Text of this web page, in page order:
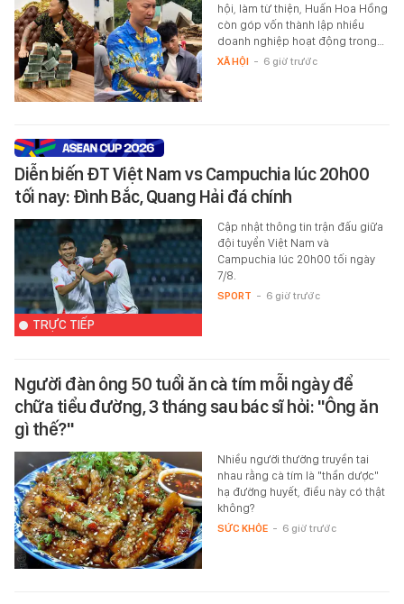
hội, làm từ thiện, Huấn Hoa Hồng
còn góp vốn thành lập nhiều
doanh nghiệp hoạt động trong…
XÃ HỘI - 6 giờ trước
Diễn biến ĐT Việt Nam vs Campuchia lúc 20h00
tối nay: Đình Bắc, Quang Hải đá chính
TRỰC TIẾP
Cập nhật thông tin trận đấu giữa
đội tuyển Việt Nam và
Campuchia lúc 20h00 tối ngày
7/8.
SPORT - 6 giờ trước
Người đàn ông 50 tuổi ăn cà tím mỗi ngày để
chữa tiểu đường, 3 tháng sau bác sĩ hỏi: "Ông ăn
gì thế?"
Nhiều người thường truyền tai
nhau rằng cà tím là "thần dược"
hạ đường huyết, điều này có thật
không?
SỨC KHỎE - 6 giờ trước